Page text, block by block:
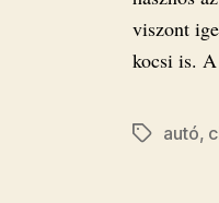
viszont
kocsi is.
Címkék
autó,